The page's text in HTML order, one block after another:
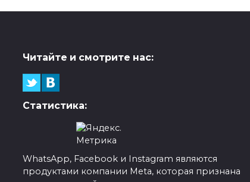
Читайте и смотрите нас:
Статистика:
WhatsApp, Facebook и Instagram являются
продуктами компании Meta, которая признана